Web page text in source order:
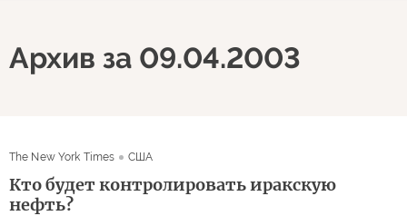
Архив за 09.04.2003
The New York Times США
Кто будет контролировать иракскую
нефть?